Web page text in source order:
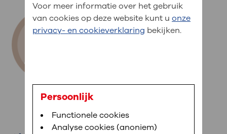
Afdelingen
Medische informatie
Uw bezoek aan OLVG
Uw verblijf in OLVG
Werken bij OLVG
Veel gezocht: Bloedafname , MijnOLVG ,Digitalisering
gegevens inzien
MijnOLVG is het patiëntenportaal van OLVG. In
MijnOLVG kunt u uw medische gegevens zien. Op
elk moment, wanneer het u uitkomt. OLVG breidt
MijnOLVG steeds verder uit, zodat u zelf meer
sneller helpen.
Direct naar MijnOLVG
A.S.E. Schaap
diabetesverpleegkundige
Voor meer informatie over het gebruik
van cookies op deze website kunt u onze
privacy- en cookieverklaring bekijken.
Persoonlijk
Functionele cookies
Analyse cookies (anoniem)